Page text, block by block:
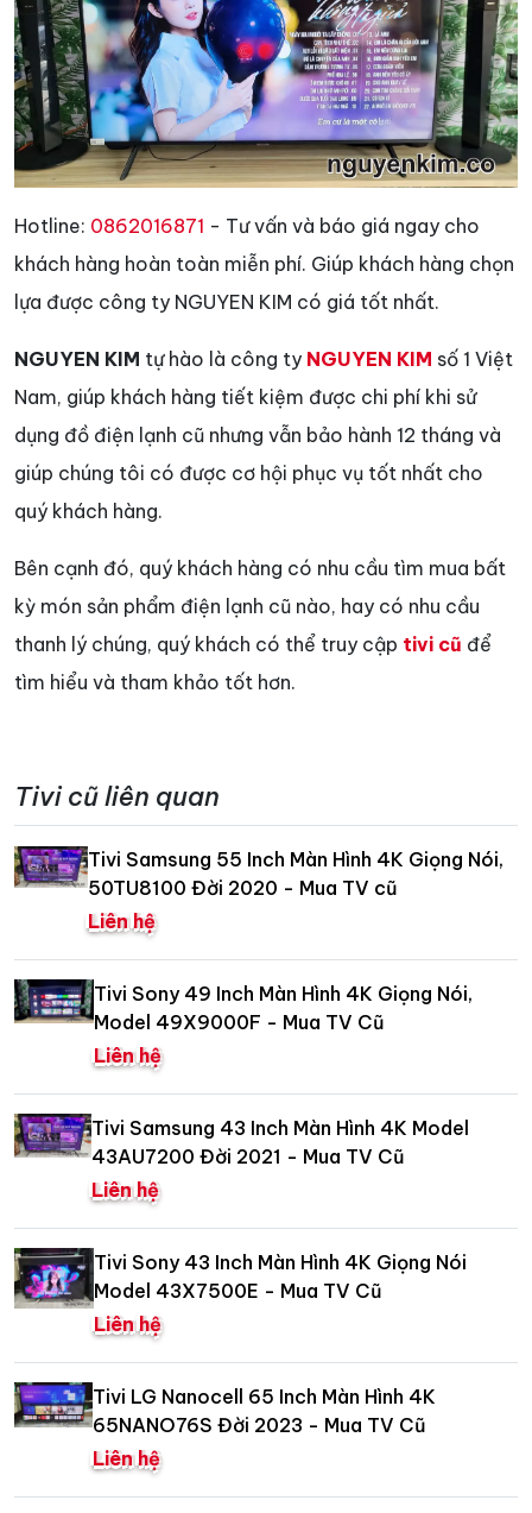
Hotline: 0862016871 - Tư vấn và báo giá ngay cho
khách hàng hoàn toàn miễn phí. Giúp khách hàng chọn
lựa được công ty NGUYEN KIM có giá tốt nhất.
NGUYEN KIM tự hào là công ty NGUYEN KIM số 1 Việt
Nam, giúp khách hàng tiết kiệm được chi phí khi sử
dụng đồ điện lạnh cũ nhưng vẫn bảo hành 12 tháng và
giúp chúng tôi có được cơ hội phục vụ tốt nhất cho
quý khách hàng.
Bên cạnh đó, quý khách hàng có nhu cầu tìm mua bất
kỳ món sản phẩm điện lạnh cũ nào, hay có nhu cầu
thanh lý chúng, quý khách có thể truy cập tivi cũ để
tìm hiểu và tham khảo tốt hơn.
Tivi cũ liên quan
Tivi Samsung 55 Inch Màn Hình 4K Giọng Nói,
50TU8100 Đời 2020 - Mua TV cũ
Liên hệ
Tivi Sony 49 Inch Màn Hình 4K Giọng Nói,
Model 49X9000F - Mua TV Cũ
Liên hệ
Tivi Samsung 43 Inch Màn Hình 4K Model
43AU7200 Đời 2021 - Mua TV Cũ
Liên hệ
Tivi Sony 43 Inch Màn Hình 4K Giọng Nói
Model 43X7500E - Mua TV Cũ
Liên hệ
Tivi LG Nanocell 65 Inch Màn Hình 4K
65NANO76S Đời 2023 - Mua TV Cũ
Liên hệ